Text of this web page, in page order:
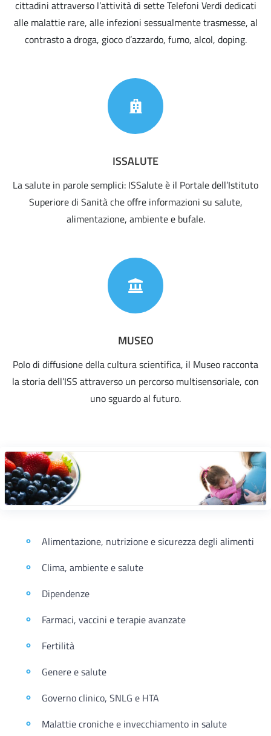
cittadini attraverso l’attività di sette Telefoni Verdi dedicati
alle malattie rare, alle infezioni sessualmente trasmesse, al
contrasto a droga, gioco d’azzardo, fumo, alcol, doping.
ISSALUTE
La salute in parole semplici: ISSalute è il Portale dell’Istituto
Superiore di Sanità che offre informazioni su salute,
alimentazione, ambiente e bufale.
MUSEO
Polo di diffusione della cultura scientifica, il Museo racconta
la storia dell’ISS attraverso un percorso multisensoriale, con
uno sguardo al futuro.
Alimentazione, nutrizione e sicurezza degli alimenti
Clima, ambiente e salute
Dipendenze
Farmaci, vaccini e terapie avanzate
Fertilità
Genere e salute
Governo clinico, SNLG e HTA
Malattie croniche e invecchiamento in salute